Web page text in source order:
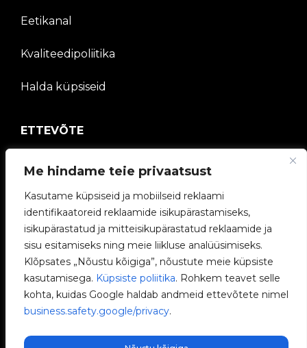
Me hindame teie privaatsust
Kasutame küpsiseid ja mobiilseid reklaami
identifikaatoreid reklaamide isikupärastamiseks,
isikupärastatud ja mitteisikupärastatud reklaamide ja
sisu esitamiseks ning meie liikluse analüüsimiseks.
Klõpsates „Nõustu kõigiga”, nõustute meie küpsiste
kasutamisega. Küpsiste poliitika. Rohkem teavet selle
kohta, kuidas Google haldab andmeid ettevõtete nimel
business.safety.google/privacy.
Eetikanal
Kvaliteedipoliitika
Halda küpsiseid
ETTEVÕTE
V2C kogukond
Töötage meiega
e-Laadijad
V2C Power
V2C Cloud